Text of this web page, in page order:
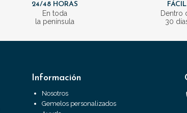
24/48 HORAS
En toda
la península
FÁCIL
Dentro
30
Información
Nosotros
Gemelos personalizados